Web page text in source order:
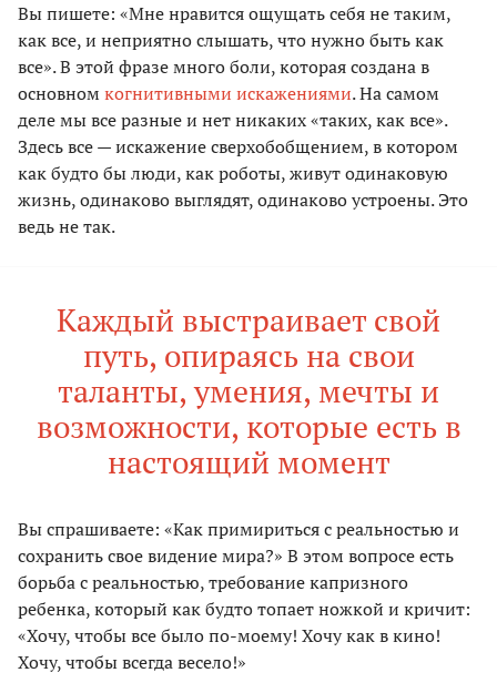
Вы пишете: «Мне нравится ощущать себя не таким,
как все, и неприятно слышать, что нужно быть как
все». В этой фразе много боли, которая создана в
основномкогнитивными искажениями. На самом
деле мы все разные и нет никаких «таких, как все».
Здесь все — искажение сверхобобщением, в котором
как будто бы люди, как роботы, живут одинаковую
жизнь, одинаково выглядят, одинаково устроены. Это
ведь не так.
Каждый выстраивает свой
путь, опираясь на свои
таланты, умения, мечты и
возможности, которые есть в
настоящий момент
Вы спрашиваете: «Как примириться с реальностью и
сохранить свое видение мира?» В этом вопросе есть
борьба с реальностью, требование капризного
ребенка, который как будто топает ножкой и кричит:
«Хочу, чтобы все было по-моему! Хочу как в кино!
Хочу, чтобы всегда весело!»